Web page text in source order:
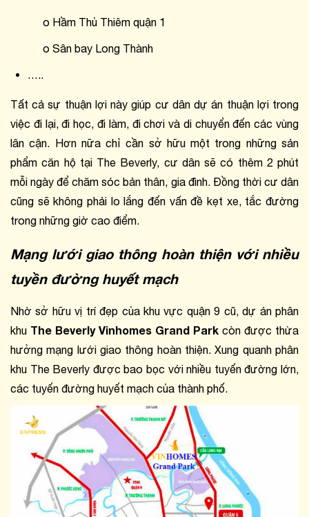
o Hầm Thủ Thiêm quận 1
o Sân bay Long Thành
…..
Tất cả sự thuận lợi này giúp cư dân dự án thuận lợi trong
việc đi lại, đi học, đi làm, đi chơi và di chuyển đến các vùng
lân cận. Hơn nữa chỉ cần sở hữu một trong những sản
phẩm căn hộ tại The Beverly, cư dân sẽ có thêm 2 phút
mỗi ngày để chăm sóc bản thân, gia đình. Đồng thời cư dân
cũng sẽ không phải lo lắng đến vấn đề kẹt xe, tắc đường
trong những giờ cao điểm.
Mạng lưới giao thông hoàn thiện với nhiều
tuyền đường huyết mạch
Nhờ sở hữu vị trí đẹp của khu vực quận 9 cũ, dự án phân
khu The Beverly Vinhomes Grand Park còn được thừa
hưởng mạng lưới giao thông hoàn thiện. Xung quanh phân
khu The Beverly được bao bọc với nhiều tuyến đường lớn,
các tuyến đường huyết mạch của thành phố.